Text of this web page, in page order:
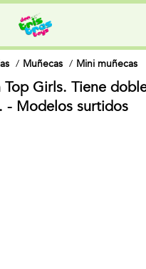
Muñecas Mini muñecas
Top Girls. Tiene
- Modelos surtidos